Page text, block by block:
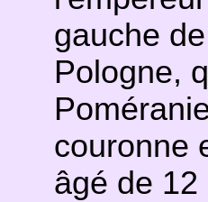
gauche
Pologne,
couronne
âgé de 12